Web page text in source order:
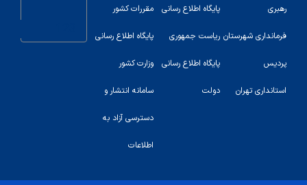
رهبری
فرمانداری شهرستان
پردیس
استانداری تهران
پایگاه اطلاع رسانی
ریاست جمهوری
پایگاه اطلاع رسانی
دولت
مقررات کشور
پایگاه اطلاع رسانی
وزارت کشور
سامانه انتشار و
دسترسی آزاد به
اطلاعات